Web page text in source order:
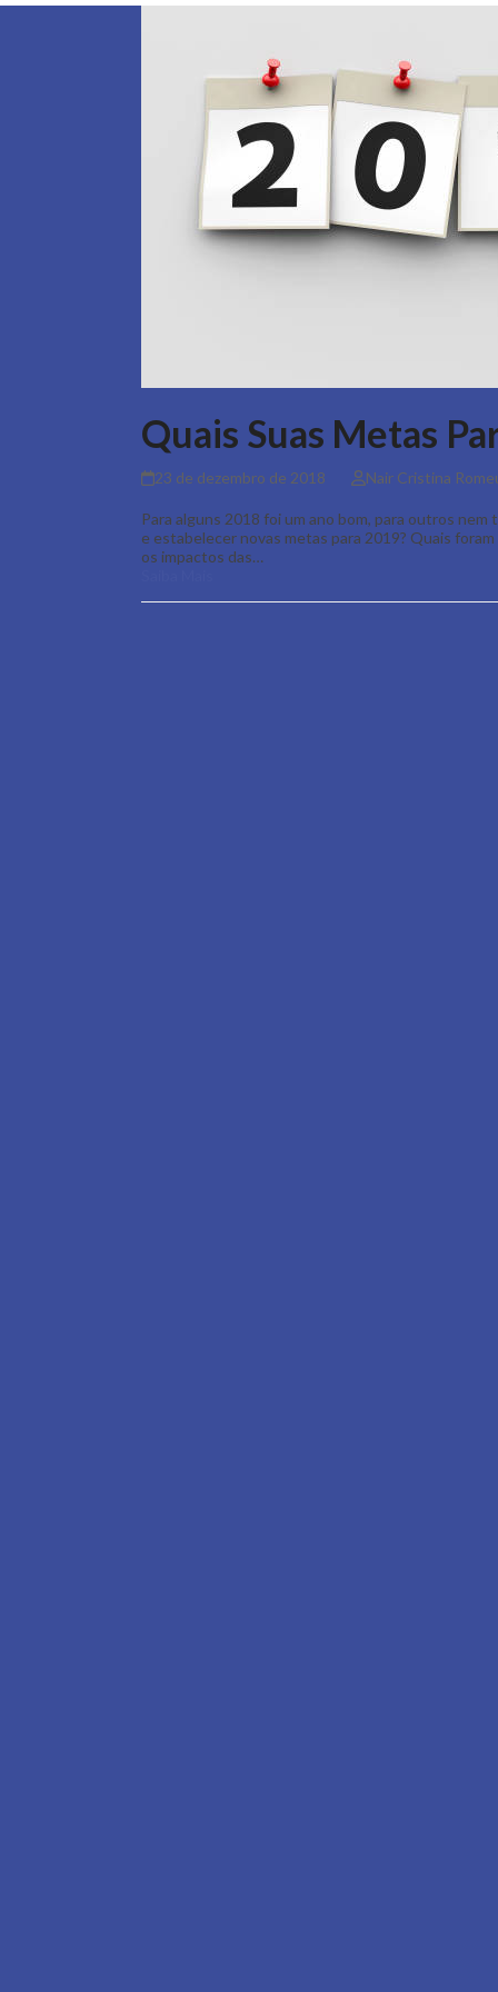
Quais Suas Metas
23 de dezembro de 2018 Nair Cristina
Para alguns 2018 foi um ano bom, para outros
e estabelecer novas metas para 2019? Quais
os impactos das…